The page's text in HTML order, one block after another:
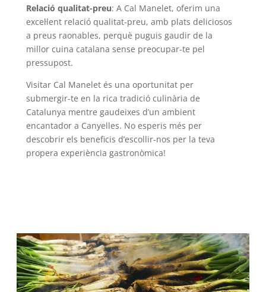
Relació qualitat-preu: A Cal Manelet, oferim una
excel·lent relació qualitat-preu, amb plats deliciosos
a preus raonables, perquè puguis gaudir de la
millor cuina catalana sense preocupar-te pel
pressupost.
Visitar Cal Manelet és una oportunitat per
submergir-te en la rica tradició culinària de
Catalunya mentre gaudeixes d’un ambient
encantador a Canyelles. No esperis més per
descobrir els beneficis d’escollir-nos per la teva
propera experiència gastronòmica!